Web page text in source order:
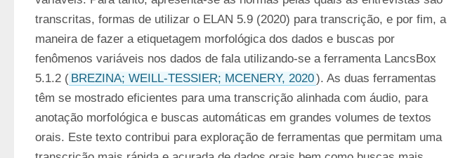
transcritas, formas de utilizar o ELAN 5.9 (2020) para transcrição, e por fim, a
maneira de fazer a etiquetagem morfológica dos dados e buscas por
fenômenos variáveis nos dados de fala utilizando-se a ferramenta LancsBox
5.1.2 ( BREZINA; WEILL-TESSIER; MCENERY, 2020). As duas ferramentas
têm se mostrado eficientes para uma transcrição alinhada com áudio, para
anotação morfológica e buscas automáticas em grandes volumes de textos
orais. Este texto contribui para exploração de ferramentas que permitam uma